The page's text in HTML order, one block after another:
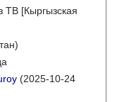
ТВ [Кыргызская
(2025-10-24